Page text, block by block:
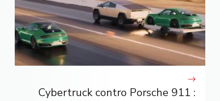
Cybertruck contro Porsche 911 :